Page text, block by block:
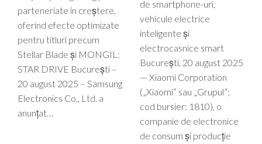
parteneriate în creștere,
oferind efecte optimizate
pentru titluri precum
Stellar Blade și MONGIL:
STAR DRIVE București –
20 august 2025 – Samsung
Electronics Co., Ltd. a
anunțat…
de smartphone-uri,
vehicule electrice
inteligente și
electrocasnice smart
București, 20 august 2025
— Xiaomi Corporation
(„Xiaomi” sau „Grupul”;
cod bursier: 1810), o
companie de electronice
de consum și producție